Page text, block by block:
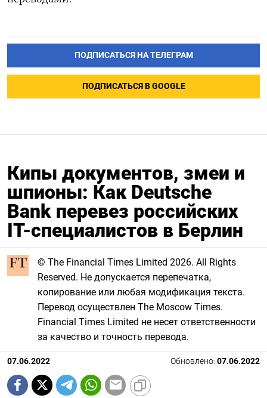
ПОДПИСАТЬСЯ НА ТЕЛЕГРАМ
ПОДПИСАТЬСЯ В GOOGLE
Кипы документов, змеи и
шпионы: Как Deutsche
Bank перевез российских
IT-специалистов в Берлин
© The Financial Times Limited 2026. All Rights
Reserved. Не допускается перепечатка,
копирование или любая модификация текста.
Перевод осуществлен The Moscow Times.
Financial Times Limited не несет ответственности
за качество и точность перевода.
07.06.2022 Обновлено: 07.06.2022